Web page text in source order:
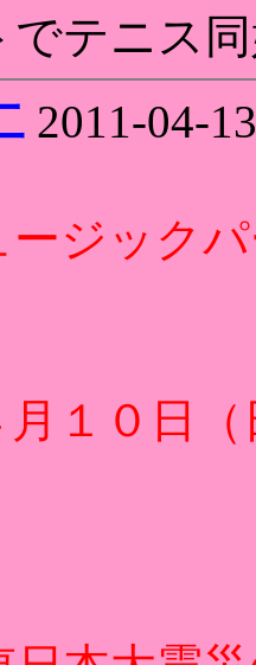
でテニス
2011-04-
ジックパ
月１０日